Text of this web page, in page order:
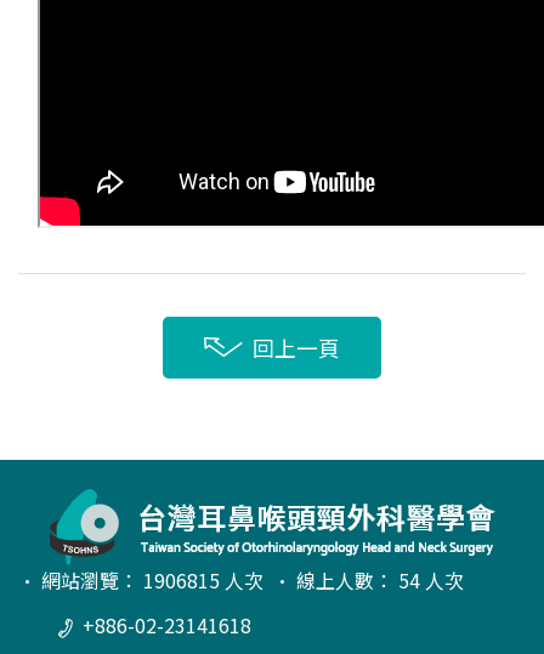
回上一頁
• 網站瀏覽： 1906815 人次 • 線上人數： 54 人次
+886-02-23141618